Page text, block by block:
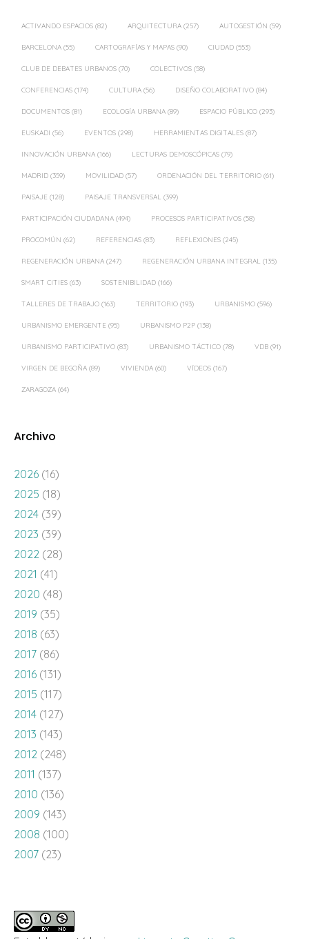
ACTIVANDO ESPACIOS (82) ARQUITECTURA (257) AUTOGESTIÓN (59)
BARCELONA (55) CARTOGRAFÍAS Y MAPAS (90) CIUDAD (553)
CLUB DE DEBATES URBANOS (70) COLECTIVOS (58)
CONFERENCIAS (174) CULTURA (56) DISEÑO COLABORATIVO (84)
DOCUMENTOS (81) ECOLOGÍA URBANA (89) ESPACIO PÚBLICO (293)
EUSKADI (56) EVENTOS (298) HERRAMIENTAS DIGITALES (87)
INNOVACIÓN URBANA (166) LECTURAS DEMOSCÓPICAS (79)
MADRID (359) MOVILIDAD (57) ORDENACIÓN DEL TERRITORIO (61)
PAISAJE (128) PAISAJE TRANSVERSAL (399)
PARTICIPACIÓN CIUDADANA (494) PROCESOS PARTICIPATIVOS (58)
PROCOMÚN (62) REFERENCIAS (83) REFLEXIONES (245)
REGENERACIÓN URBANA (247) REGENERACIÓN URBANA INTEGRAL (135)
SMART CITIES (63) SOSTENIBILIDAD (166)
TALLERES DE TRABAJO (163) TERRITORIO (193) URBANISMO (596)
URBANISMO EMERGENTE (95) URBANISMO P2P (138)
URBANISMO PARTICIPATIVO (83) URBANISMO TÁCTICO (78) VDB (91)
VIRGEN DE BEGOÑA (89) VIVIENDA (60) VÍDEOS (167)
ZARAGOZA (64)
Archivo
2026 (16)
2025 (18)
2024 (39)
2023 (39)
2022 (28)
2021 (41)
2020 (48)
2019 (35)
2018 (63)
2017 (86)
2016 (131)
2015 (117)
2014 (127)
2013 (143)
2012 (248)
2011 (137)
2010 (136)
2009 (143)
2008 (100)
2007 (23)